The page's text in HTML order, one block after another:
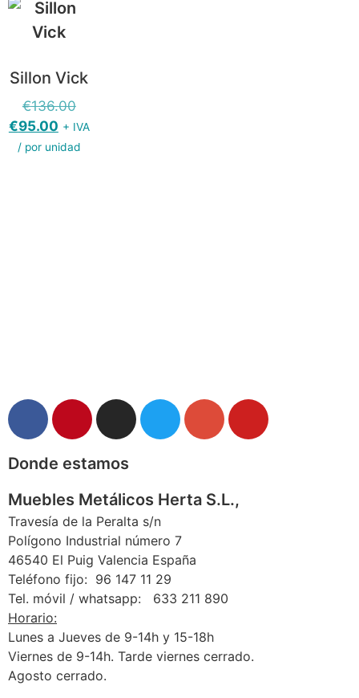
Sillon Vick
€136.00
€95.00 + IVA
/ por unidad
Donde estamos
Muebles Metálicos Herta S.L.,
Travesía de la Peralta s/n
Polígono Industrial número 7
46540 El Puig Valencia España
Teléfono fijo: 96 147 11 29
Tel. móvil / whatsapp: 633 211 890
Horario:
Lunes a Jueves de 9-14h y 15-18h
Viernes de 9-14h. Tarde viernes cerrado.
Agosto cerrado.